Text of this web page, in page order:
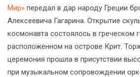
Мир» передал в дар народу Греции
Алексеевича Гагарина. Открытие
космонавта состоялось в греческом
расположенном на острове Крит.
церемония прошла в присутствии
при музыкальном сопровождении